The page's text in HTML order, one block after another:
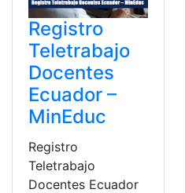
Registro
Teletrabajo
Docentes
Ecuador –
MinEduc
Registro
Teletrabajo
Docentes Ecuador